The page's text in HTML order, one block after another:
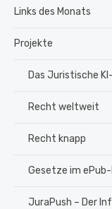
Links des Monats
Projekte
Das Juristische
Recht weltweit
Recht knapp
Gesetze im
JuraPush – Der